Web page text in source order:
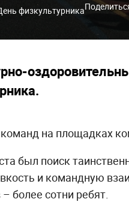
физкультурника
на площадках
был поиск
и командную
более сотни ребят.